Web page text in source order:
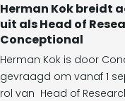
Herman Kok breidt
uit als Head of
Conceptional
Herman Kok is door
gevraagd om vanaf 1
rol van Head of